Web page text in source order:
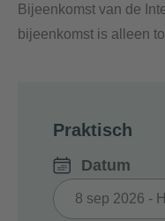
Bijeenkomst van de
bijeenkomst is alleen
Praktisch
Datum